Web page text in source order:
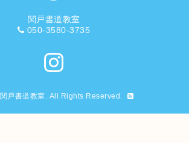
関戸書道教室
050-3580-3735
関戸書道教室. All Rights Reserved.